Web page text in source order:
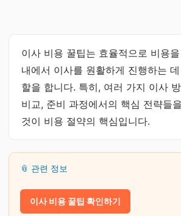
이사 비용 꿀팁는 효율적으로 비용
내에서 이사를 원활하게 진행하는
할을 합니다. 특히, 여러 가지 이사
비교, 준비 과정에서의 핵심 전략들
것이 비용 절약의 핵심입니다.
📎 관련 정보
이사 비용 꿀팁 확인하기